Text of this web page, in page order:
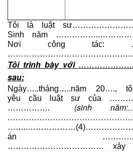
Tôi là luật
Sinh năm ……………..…………
Nơi công tác:
Tôi trình bày với
sau:
Ngày…..tháng…..năm 20….,
yêu cầu luật sư của
(sinh
án
……………………………… xảy